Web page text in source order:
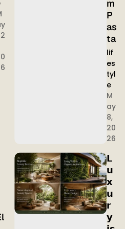
m
P
as
ta
lif
es
tyl
e
M
ay
8,
20
26
𝗟
𝘂
𝘅
𝘂
𝗿
𝘆